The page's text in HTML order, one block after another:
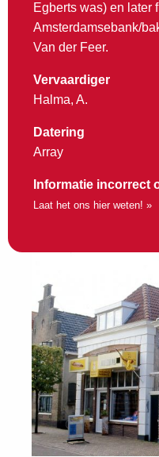
Egberts was) en later
Amsterdamsebank/
Van der Feer.
Vervaardiger
Halma, A.
Datering
Array
Informatie incorrect
Laat het ons hier weten! »